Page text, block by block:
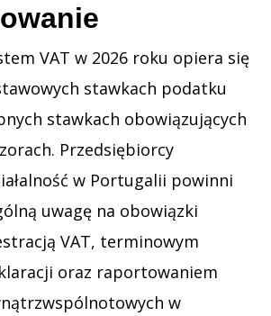
VAT w 2026 roku opiera się
stawkach podatku
stawkach obowiązujących
Przedsiębiorcy
w Portugalii powinni
uwagę na obowiązki
VAT, terminowym
oraz raportowaniem
w